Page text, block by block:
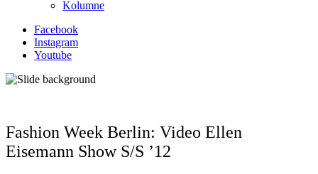
Kolumne
Facebook
Instagram
Youtube
Fashion Week Berlin: Video Ellen
Eisemann Show S/S ’12